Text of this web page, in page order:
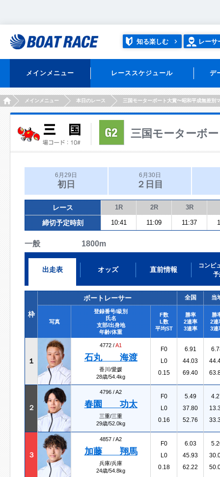
知る楽しむ レーサ
メインメニュー レーススケジュール デ
HOMEメインメニュー 本日のレース 三国モーターボート大賞〜昭和平成無差別
三国モーターボ
6月29日
初日
6月30日
２日目
レース 1R 2R 3R
締切予定時刻 10:41 11:09 11:37
一般 1800m
出走表 オッズ 直前情報
コンピ
予
枠
ボートレーサー 全国 当
写真
登録番号/級別
氏名
支部/出身地
年齢/体重
F数
L数
平均ST
勝率
2連率
3連率
勝
2連
3連
１
4772 /A1
石丸 海渡
香川/愛媛
28歳/54.4kg
F0
L0
0.15
6.91
44.03
69.40
２
4796 /A2
春園 功太
三重/三重
29歳/52.0kg
F0
L0
0.16
5.49
37.80
52.76
３
4857 /A2
加藤 翔馬
兵庫/兵庫
24歳/54.8kg
F0
L0
0.18
6.03
45.93
62.22